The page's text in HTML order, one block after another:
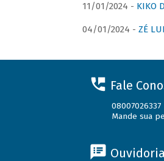
11/01/2024 - KIKO
04/01/2024 - ZÉ
Fale
08007026337
Mande sua
Ouvidoria